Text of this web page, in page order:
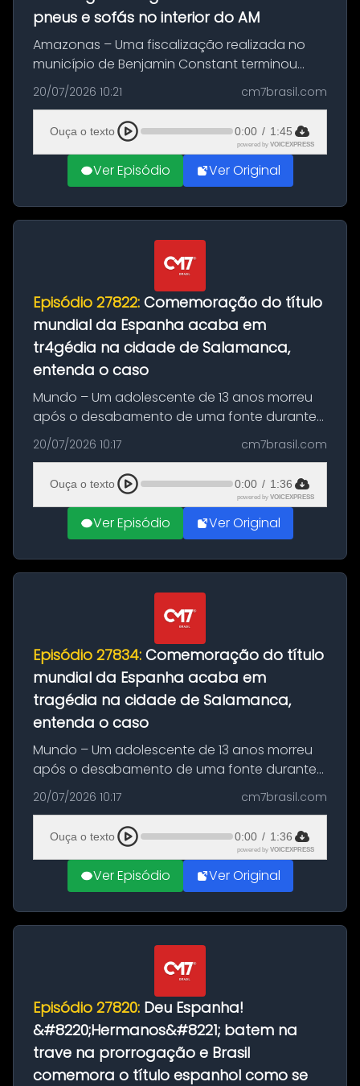
pneus e sofás no interior do AM
Amazonas – Uma fiscalização realizada no
município de Benjamin Constant terminou
com a apreensão de aproximadamente 115
quilos de entorpecentes em uma
embarcação atracada no porto da cidade. O
materia...
20/07/2026 10:21 cm7brasil.com
Ouça o texto 0:00 / 1:45
powered by VOICEXPRESS
Ver Episódio Ver Original
Episódio 27822: Comemoração do título
mundial da Espanha acaba em
tr4gédia na cidade de Salamanca,
entenda o caso
Mundo – Um adolescente de 13 anos morreu
após o desabamento de uma fonte durante
as comemorações pelo título da Copa do
Mundo conquistado pela Espanha, em
Ciudad Rodrigo, na província de Salamanca,
no...
20/07/2026 10:17 cm7brasil.com
Ouça o texto 0:00 / 1:36
powered by VOICEXPRESS
Ver Episódio Ver Original
Episódio 27834: Comemoração do título
mundial da Espanha acaba em
tragédia na cidade de Salamanca,
entenda o caso
Mundo – Um adolescente de 13 anos morreu
após o desabamento de uma fonte durante
as comemorações pelo título da Copa do
Mundo conquistado pela Espanha, em
Ciudad Rodrigo, na província de Salamanca,
no...
20/07/2026 10:17 cm7brasil.com
Ouça o texto 0:00 / 1:36
powered by VOICEXPRESS
Ver Episódio Ver Original
Episódio 27820: Deu Espanha!
&#8220;Hermanos&#8221; batem na
trave na prorrogação e Brasil
comemora o título espanhol como se